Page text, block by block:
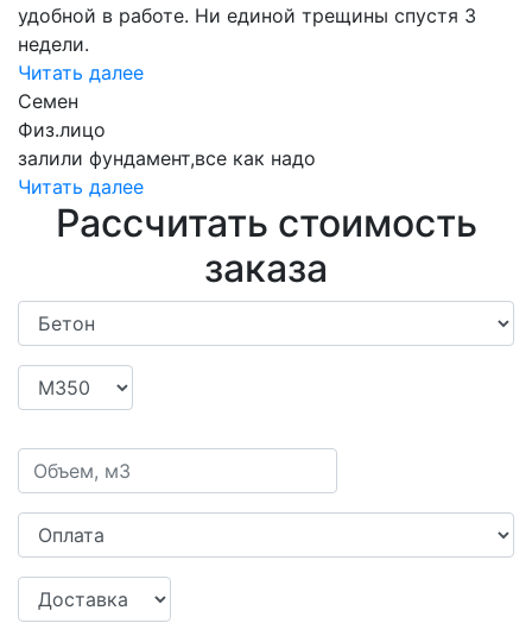
удобной в работе. Ни единой трещины спустя 3
недели.
Читать далее
Семен
Физ.лицо
залили фундамент,все как надо
Читать далее
Рассчитать стоимость
заказа